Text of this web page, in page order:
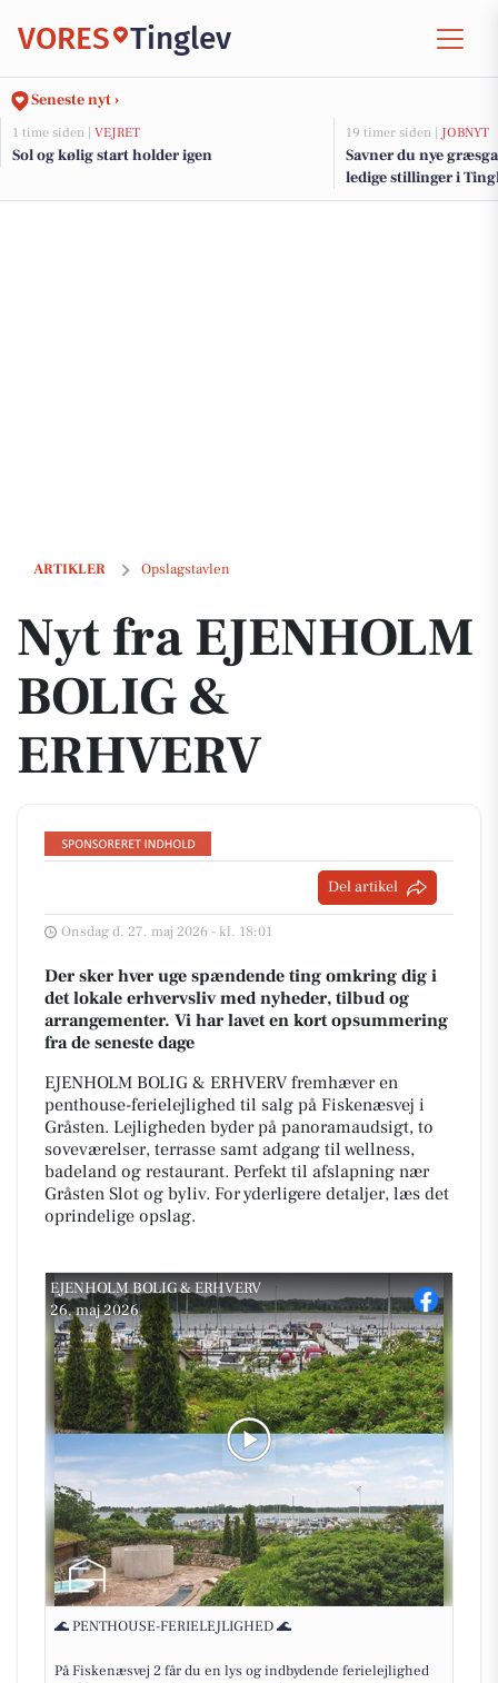
VORES Tinglev
Seneste nyt ›
1 time siden | VEJRET
Sol og kølig start holder igen
19 timer siden | JOBNYT
Savner du nye
ledige stillinger i
ARTIKLER Opslagstavlen
Nyt fra EJENHOLM BOLIG & ERHVERV
Nyt fra EJENHOLM
BOLIG &
ERHVERV
Del artikel
Onsdag d. 27. maj 2026 - kl. 18:01
Der sker hver uge spændende ting omkring dig i
det lokale erhvervsliv med nyheder, tilbud og
arrangementer. Vi har lavet en kort opsummering
fra de seneste dage
EJENHOLM BOLIG & ERHVERV fremhæver en
penthouse-ferielejlighed til salg på Fiskenæsvej i
Gråsten. Lejligheden byder på panoramaudsigt, to
soveværelser, terrasse samt adgang til wellness,
badeland og restaurant. Perfekt til afslapning nær
Gråsten Slot og byliv. For yderligere detaljer, læs det
oprindelige opslag.
EJENHOLM BOLIG & ERHVERV
26. maj 2026
🌊 PENTHOUSE-FERIELEJLIGHED 🌊
På Fiskenæsvej 2 får du en lys og indbydende ferielejlighed